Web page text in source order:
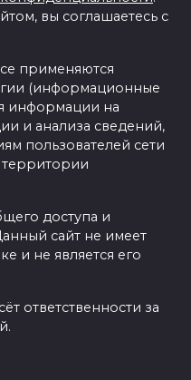
вы соглашаетесь с
применяются
(информационные
информации на
и анализа сведений,
пользователей сети
территории
доступа и
сайт не имеет
и не является его
ответственности за